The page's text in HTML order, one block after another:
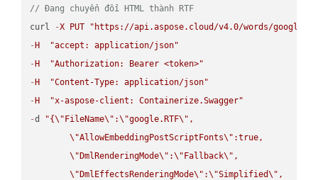
// Đang chuyển đổi HTML thành RTF
curl
-X PUT
"https://api.aspose.cloud/v4.0/words/
- H
"accept: application/json"
- H
"Authorization: Bearer <token>"
- H
"Content-Type: application/json"
- H
"x-aspose-client: Containerize.Swagger"
-d "{\" FileName\" :\"google.RTF\" ,
\"AllowEmbeddingPostScriptFonts\" :true,
\" DmlRenderingMode\" :\" Fallback\" ,
\" DmlEffectsRenderingMode\" :\"Simplified\" ,